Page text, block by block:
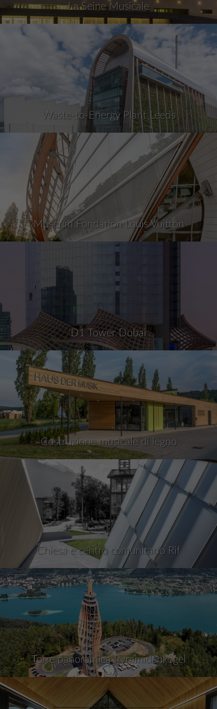
La Seine Musicale
Waste-to-Energy Plant Leeds
Museum Fondation Louis Vuitton
D1 Tower Dubai
Costruzione musicale di legno
Chiesa e centro comunitario Rif
Torre panoramica Pyramidenkogel